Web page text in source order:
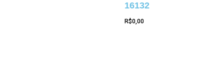
16132
R$0,00